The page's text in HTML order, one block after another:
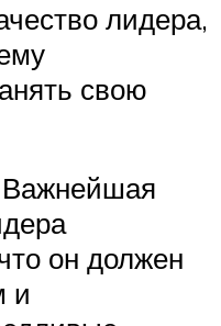
лидера,
свою
Важнейшая
он должен
и